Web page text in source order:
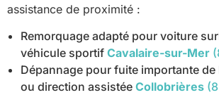
assistance de proximité :
Remorquage adapté pour voiture
véhicule sportif Cavalaire-sur-Mer
Dépannage pour fuite importante
ou direction assistée Collobrières